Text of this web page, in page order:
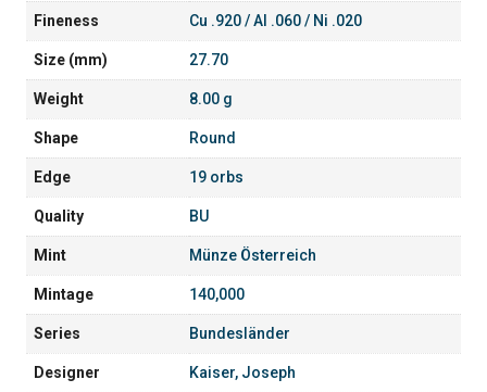
Fineness Cu .920 / Al .060 / Ni .020
Size (mm) 27.70
Weight 8.00 g
Shape Round
Edge 19 orbs
Quality BU
Mint Münze Österreich
Mintage 140,000
Series Bundesländer
Designer Kaiser, Joseph